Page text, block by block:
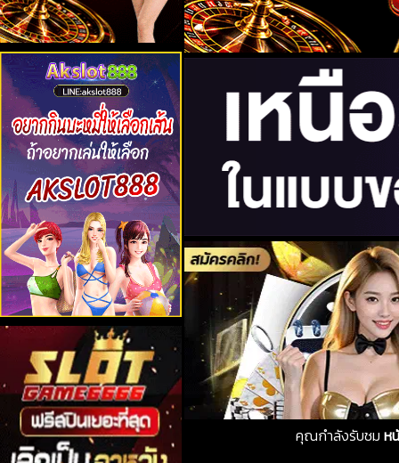
คุณกำลังรับชม ห